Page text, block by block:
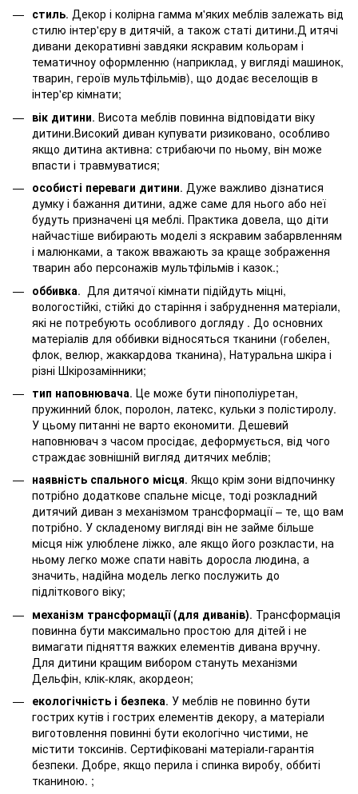
стиль. Декор і колірна гамма м'яких меблів залежать від
стилю інтер'єру в дитячій, а також статі дитини.Д итячі
дивани декоративні завдяки яскравим кольорам і
тематичноу оформленню (наприклад, у вигляді машинок,
тварин, героїв мультфільмів), що додає веселощів в
інтер'єр кімнати;
вік дитини. Висота меблів повинна відповідати віку
дитини.Високий диван купувати ризиковано, особливо
якщо дитина активна: стрибаючи по ньому, він може
впасти і травмуватися;
особисті переваги дитини. Дуже важливо дізнатися
думку і бажання дитини, адже саме для нього або неї
будуть призначені ця меблі. Практика довела, що діти
найчастіше вибирають моделі з яскравим забарвленням
і малюнками, а також вважають за краще зображення
тварин або персонажів мультфільмів і казок.;
оббивка. Для дитячої кімнати підійдуть міцні,
вологостійкі, стійкі до старіння і забруднення матеріали,
які не потребують особливого догляду . До основних
матеріалів для оббивки відносяться тканини (гобелен,
флок, велюр, жаккардова тканина), Натуральна шкіра і
різні Шкірозамінники;
тип наповнювача. Це може бути пінополіуретан,
пружинний блок, поролон, латекс, кульки з полістиролу.
У цьому питанні не варто економити. Дешевий
наповнювач з часом просідає, деформується, від чого
страждає зовнішній вигляд дитячих меблів;
наявність спального місця. Якщо крім зони відпочинку
потрібно додаткове спальне місце, тоді розкладний
дитячий диван з механізмом трансформації – те, що вам
потрібно. У складеному вигляді він не займе більше
місця ніж улюблене ліжко, але якщо його розкласти, на
ньому легко може спати навіть доросла людина, а
значить, надійна модель легко послужить до
підліткового віку;
механізм трансформації (для диванів). Трансформація
повинна бути максимально простою для дітей і не
вимагати підняття важких елементів дивана вручну.
Для дитини кращим вибором стануть механізми
Дельфін, клік-кляк, акордеон;
екологічність і безпека. У меблів не повинно бути
гострих кутів і гострих елементів декору, а матеріали
виготовлення повинні бути екологічно чистими, не
містити токсинів. Сертифіковані матеріали-гарантія
безпеки. Добре, якщо перила і спинка виробу, оббиті
тканиною. ;